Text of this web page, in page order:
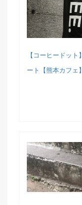
【コーヒードッ
ート【熊本カフェ